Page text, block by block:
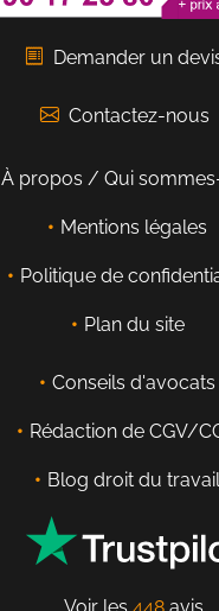
Demander un
Contactez-nous
À propos / Qui
Mentions légales
Politique de
Plan du site
Conseils d'avocats
Rédaction de CGV/
Blog droit du travail